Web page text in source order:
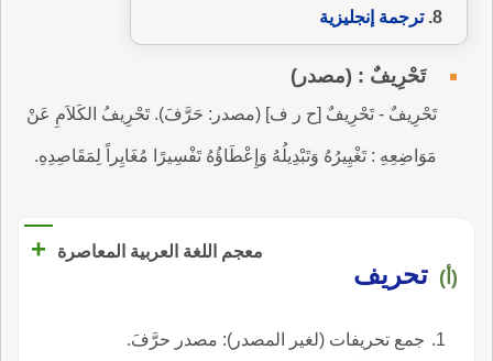
ترجمة إنجليزية
تَحْرِيفٌ : (مصدر)
تَحْرِيفٌ - تَحْرِيفٌ [ح ر ف] (مصدر: حَرَّفَ). تَحْرِيفُ الكَلاَمِ عَنْ
مَوَاضِعِهِ : تَغْيِيرُهُ وَتَبْدِيلُهُ وَإِعْطَاؤُهُ تَفْسِيرًا مُغَايِراً لِمَقَاصِدِهِ.
معجم اللغة العربية المعاصرة +
(أ) تحريف
جمع تحريفات (لغير المصدر): مصدر حرَّفَ.